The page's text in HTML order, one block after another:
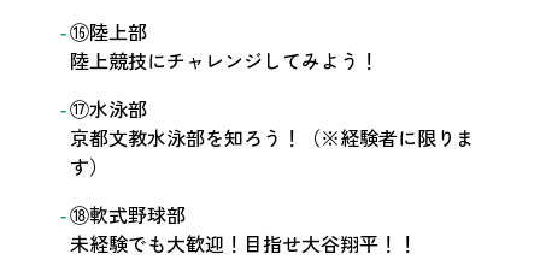
⑯陸上部
陸上競技にチャレンジしてみよう！
⑰水泳部
京都文教水泳部を知ろう！（※経験者に限りま
す）
⑱軟式野球部
未経験でも大歓迎！目指せ大谷翔平！！